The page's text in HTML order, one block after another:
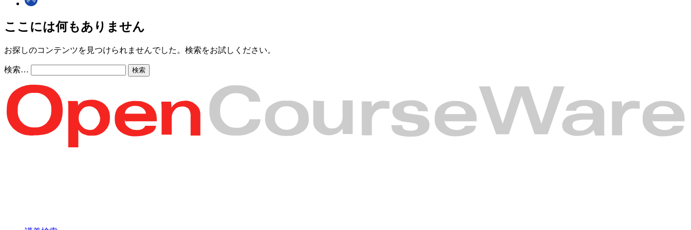
ここには何もありません
お探しのコンテンツを見つけられませんでした。検索をお試しください。
検索…